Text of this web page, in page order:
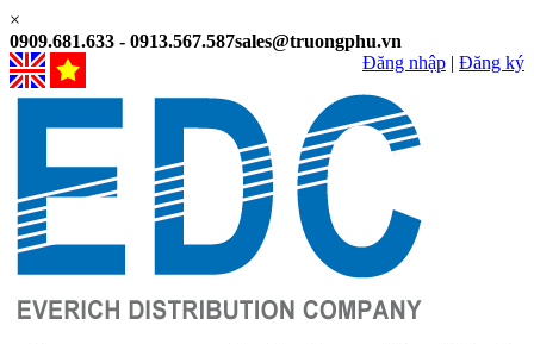
×
0909.681.633 - 0913.567.587sales@truongphu.vn
Đăng nhập | Đăng ký